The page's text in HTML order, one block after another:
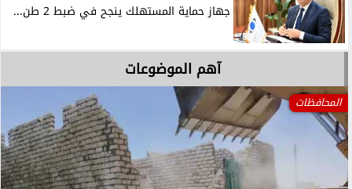
جهاز حماية المستهلك ينجح في ضبط 2 طن...
آهم الموضوعات
المحافظات